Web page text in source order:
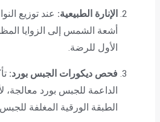
الإنارة الطبيعية: عند توزيع
أشعة الشمس إلى الزوايا
الأول للرضة.
فحص ديكورات الجبس بورد:
الداعمة للجبس بورد معالجة،
الطبقة الورقية المغلفة